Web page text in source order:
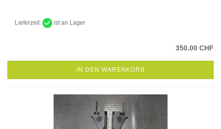
Lieferzeit: ist an Lager
350.00 CHF
IN DEN WARENKORB